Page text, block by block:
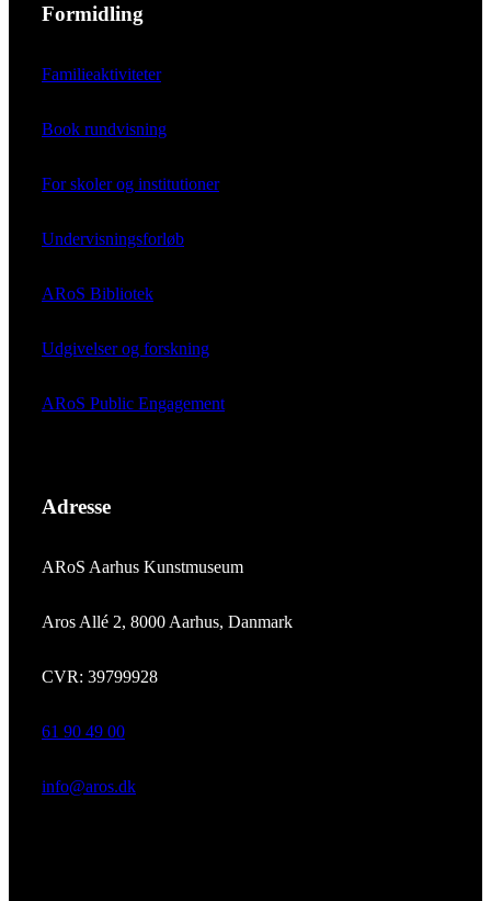
Formidling
Familieaktiviteter
Book rundvisning
For skoler og institutioner
Undervisningsforløb
ARoS Bibliotek
Udgivelser og forskning
ARoS Public Engagement
Adresse
ARoS Aarhus Kunstmuseum
Aros Allé 2, 8000 Aarhus, Danmark
CVR: 39799928
61 90 49 00
info@aros.dk